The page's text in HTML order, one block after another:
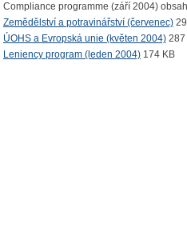
Compliance programme (září 2004)
Zemědělství a potravinářství (červenec)
ÚOHS a Evropská unie (květen 2004) 287
Leniency program (leden 2004) 174 KB